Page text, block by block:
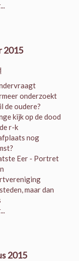
2015
onderzoekt
de oudere?
kijk op de dood
r-k
nog
Eer - Portret
maar dan
2015